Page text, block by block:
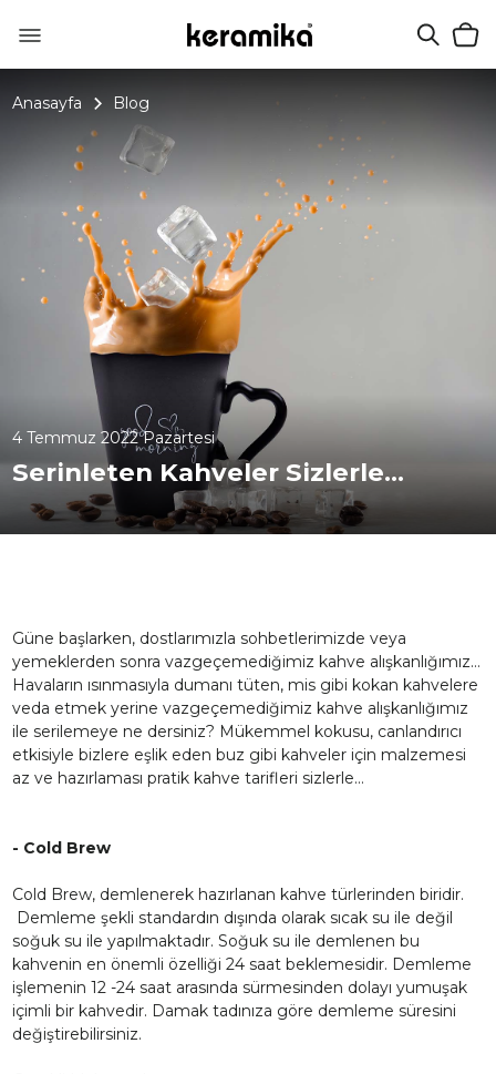
Anasayfa Blog
4 Temmuz 2022 Pazartesi
Serinleten Kahveler Sizlerle...
Güne başlarken, dostlarımızla sohbetlerimizde veya
yemeklerden sonra vazgeçemediğimiz kahve alışkanlığımız…
Havaların ısınmasıyla dumanı tüten, mis gibi kokan kahvelere
veda etmek yerine vazgeçemediğimiz kahve alışkanlığımız
ile serilemeye ne dersiniz? Mükemmel kokusu, canlandırıcı
etkisiyle bizlere eşlik eden buz gibi kahveler için malzemesi
az ve hazırlaması pratik kahve tarifleri sizlerle…
- Cold Brew
Cold Brew, demlenerek hazırlanan kahve türlerinden biridir.
Demleme şekli standardın dışında olarak sıcak su ile değil
soğuk su ile yapılmaktadır. Soğuk su ile demlenen bu
kahvenin en önemli özelliği 24 saat beklemesidir. Demleme
işlemenin 12 -24 saat arasında sürmesinden dolayı yumuşak
içimli bir kahvedir. Damak tadınıza göre demleme süresini
değiştirebilirsiniz.